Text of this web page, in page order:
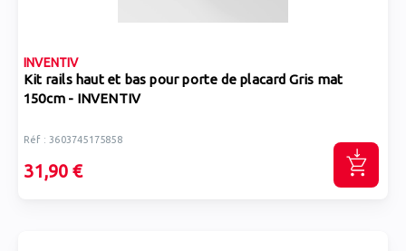
INVENTIV
Kit rails haut et bas pour porte de placard Gris mat
150cm - INVENTIV
Réf : 3603745175858
31,90 €